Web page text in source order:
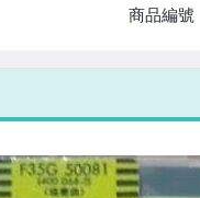
商品編號